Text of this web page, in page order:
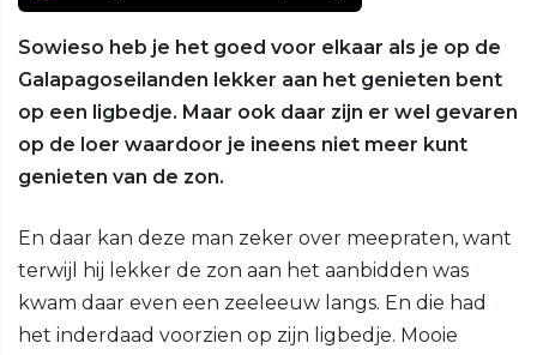
Sowieso heb je het goed voor elkaar als je op de
Galapagoseilanden lekker aan het genieten bent
op een ligbedje. Maar ook daar zijn er wel gevaren
op de loer waardoor je ineens niet meer kunt
genieten van de zon.
En daar kan deze man zeker over meepraten, want
terwijl hij lekker de zon aan het aanbidden was
kwam daar even een zeeleeuw langs. En die had
het inderdaad voorzien op zijn ligbedje. Mooie